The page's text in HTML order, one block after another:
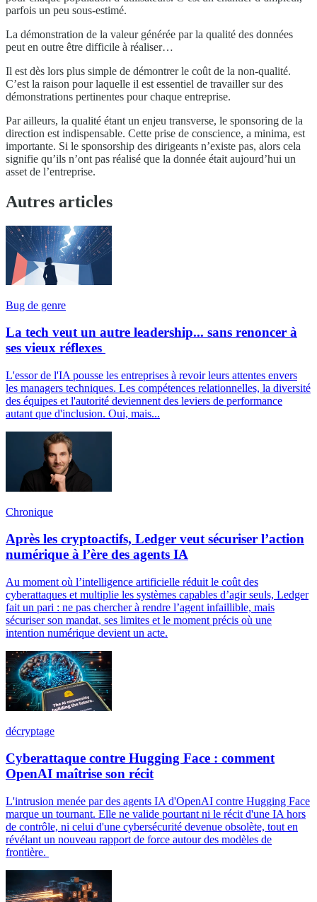
parfois un peu sous-estimé.
La démonstration de la valeur générée par la qualité des données
peut en outre être difficile à réaliser…
Il est dès lors plus simple de démontrer le coût de la non-qualité.
C’est la raison pour laquelle il est essentiel de travailler sur des
démonstrations pertinentes pour chaque entreprise.
Par ailleurs, la qualité étant un enjeu transverse, le sponsoring de la
direction est indispensable. Cette prise de conscience, a minima, est
importante. Si le sponsorship des dirigeants n’existe pas, alors cela
signifie qu’ils n’ont pas réalisé que la donnée était aujourd’hui un
asset de l’entreprise.
Autres articles
Bug de genre
La tech veut un autre leadership... sans renoncer à
ses vieux réflexes
L'essor de l'IA pousse les entreprises à revoir leurs attentes envers
les managers techniques. Les compétences relationnelles, la diversité
des équipes et l'autorité deviennent des leviers de performance
autant que d'inclusion. Oui, mais...
Chronique
Après les cryptoactifs, Ledger veut sécuriser l’action
numérique à l’ère des agents IA
Au moment où l’intelligence artificielle réduit le coût des
cyberattaques et multiplie les systèmes capables d’agir seuls, Ledger
fait un pari : ne pas chercher à rendre l’agent infaillible, mais
sécuriser son mandat, ses limites et le moment précis où une
intention numérique devient un acte.
décryptage
Cyberattaque contre Hugging Face : comment
OpenAI maîtrise son récit
L'intrusion menée par des agents IA d'OpenAI contre Hugging Face
marque un tournant. Elle ne valide pourtant ni le récit d'une IA hors
de contrôle, ni celui d'une cybersécurité devenue obsolète, tout en
révélant un nouveau rapport de force autour des modèles de
frontière.